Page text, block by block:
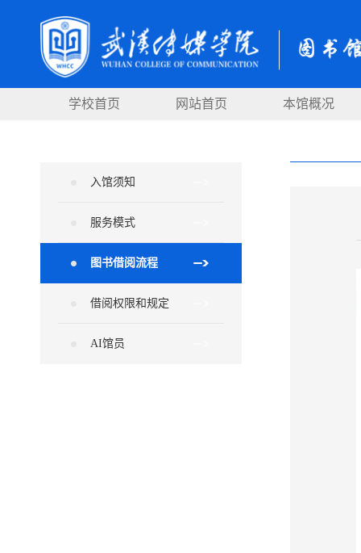
学校首页 网站首页 本馆概况
入馆须知
服务模式
图书借阅流程
借阅权限和规定
AI馆员